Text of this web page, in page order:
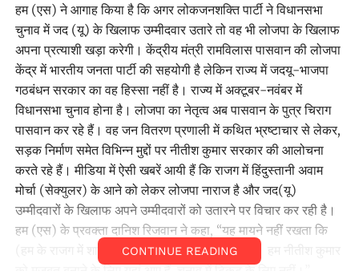
हम (एस) ने आगाह किया है कि अगर लोकजनशक्ति पार्टी ने विधानसभा
चुनाव में जद (यू) के खिलाफ उम्मीदवार उतारे तो वह भी लोजपा के खिलाफ
अपना प्रत्याशी खड़ा करेगी। केंद्रीय मंत्री रामविलास पासवान की लोजपा
केंद्र में भारतीय जनता पार्टी की सहयोगी है लेकिन राज्य में जदयू-भाजपा
गठबंधन सरकार का वह हिस्सा नहीं है। राज्य में अक्टूबर-नवंबर में
विधानसभा चुनाव होना है। लोजपा का नेतृत्व अब पासवान के पुत्र चिराग
पासवान कर रहे हैं। वह जन वितरण प्रणाली में कथित भ्रष्टाचार से लेकर,
सड़क निर्माण समेत विभिन्न मुद्दों पर नीतीश कुमार सरकार की आलोचना
करते रहे हैं। मीडिया में ऐसी खबरें आयी हैं कि राजग में हिंदुस्तानी अवाम
मोर्चा (सेक्युलर) के आने को लेकर लोजपा नाराज है और जद(यू)
उम्मीदवारों के खिलाफ अपने उम्मीदवारों को उतारने पर विचार कर रही है।
हम (एस) के प्रवक्ता दानिश रिजवान ने कहा, ‘‘यह मायने नहीं रखता कि
(हम के राजग में शामिल होने पर) कौन खुश या नाखुश है। हम नीतीश कुमार
CONTINUE READING